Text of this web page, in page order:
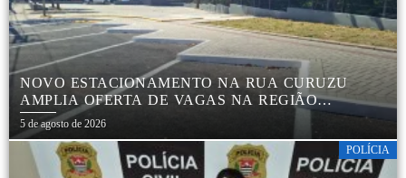
NOVO ESTACIONAMENTO NA RUA CURUZU
AMPLIA OFERTA DE VAGAS NA REGIÃO
CENTRAL
5 de agosto de 2026
POLÍCIA